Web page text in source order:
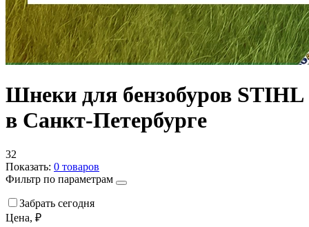
Шнеки для бензобуров STIHL
в Санкт-Петербурге
32
Показать: 0 товаров
Фильтр по параметрам
Забрать сегодня
Цена, ₽